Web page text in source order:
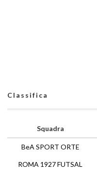
Classifica
Squadra
BeA SPORT ORTE
ROMA 1927 FUTSAL